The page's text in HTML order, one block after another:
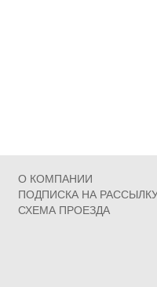
О КОМПАНИИ
ПОДПИСКА НА
СХЕМА ПРОЕЗДА